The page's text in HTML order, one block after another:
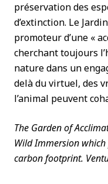
préservation des
d’extinction. Le
promoteur d’une «
cherchant toujours
nature dans un
delà du virtuel, des
l’animal peuvent
The Garden of
Wild Immersion
carbon footprint.